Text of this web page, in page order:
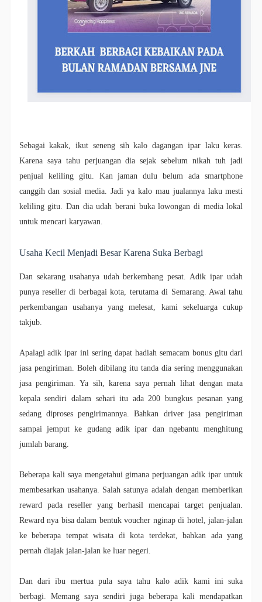
Sebagai kakak, ikut seneng sih kalo dagangan ipar laku keras.
Karena saya tahu perjuangan dia sejak sebelum nikah tuh jadi
penjual keliling gitu. Kan jaman dulu belum ada smartphone
canggih dan sosial media. Jadi ya kalo mau jualannya laku mesti
keliling gitu. Dan dia udah berani buka lowongan di media lokal
untuk mencari karyawan.
Usaha Kecil Menjadi Besar Karena Suka Berbagi
Dan sekarang usahanya udah berkembang pesat. Adik ipar udah
punya reseller di berbagai kota, terutama di Semarang. Awal tahu
perkembangan usahanya yang melesat, kami sekeluarga cukup
takjub.
Apalagi adik ipar ini sering dapat hadiah semacam bonus gitu dari
jasa pengiriman. Boleh dibilang itu tanda dia sering menggunakan
jasa pengiriman. Ya sih, karena saya pernah lihat dengan mata
kepala sendiri dalam sehari itu ada 200 bungkus pesanan yang
sedang diproses pengirimannya. Bahkan driver jasa pengiriman
sampai jemput ke gudang adik ipar dan ngebantu menghitung
jumlah barang.
Beberapa kali saya mengetahui gimana perjuangan adik ipar untuk
membesarkan usahanya. Salah satunya adalah dengan memberikan
reward pada reseller yang berhasil mencapai target penjualan.
Reward nya bisa dalam bentuk voucher nginap di hotel, jalan-jalan
ke beberapa tempat wisata di kota terdekat, bahkan ada yang
pernah diajak jalan-jalan ke luar negeri.
Dan dari ibu mertua pula saya tahu kalo adik kami ini suka
berbagi. Memang saya sendiri juga beberapa kali mendapatkan